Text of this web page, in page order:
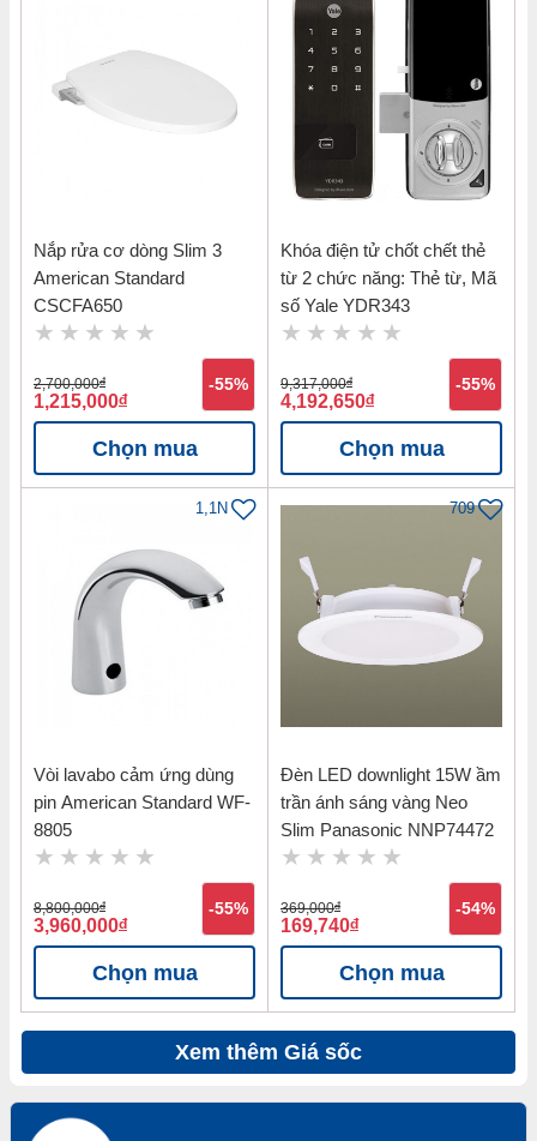
Nắp rửa cơ dòng Slim 3
American Standard
CSCFA650
2,700,000đ
1,215,000đ
-55%
Chọn mua
Khóa điện tử chốt chết thẻ
từ 2 chức năng: Thẻ từ, Mã
số Yale YDR343
9,317,000đ
4,192,650đ
-55%
Chọn mua
1,1N
Vòi lavabo cảm ứng dùng
pin American Standard WF-
8805
8,800,000đ
3,960,000đ
-55%
Chọn mua
709
Đèn LED downlight 15W ầm
trần ánh sáng vàng Neo
Slim Panasonic NNP74472
369,000đ
169,740đ
-54%
Chọn mua
Xem thêm Giá sốc